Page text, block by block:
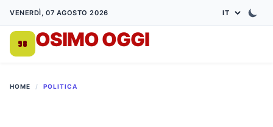
VENERDÌ, 07 AGOSTO 2026
OSIMO OGGI
HOME / POLITICA